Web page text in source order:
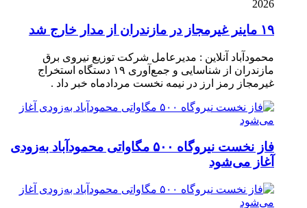
2026
۱۹ ماینر غیرمجاز در مازندران از مدار خارج شد
محمودآباد آنلاین : مدیرعامل شرکت توزیع نیروی برق
مازندران از شناسایی و جمع‌آوری ۱۹ دستگاه استخراج
غیرمجاز رمز ارز در نیمه نخست مردادماه خبر داد .
فاز نخست نیروگاه ۵۰۰ مگاواتی محمودآباد به‌زودی
آغاز می‌شود